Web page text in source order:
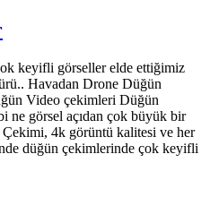
keyifli görseller elde ettiğimiz
Havadan Drone Düğün
Video çekimleri Düğün
görsel açıdan çok büyük bir
4k görüntü kalitesi ve her
düğün çekimlerinde çok keyifli